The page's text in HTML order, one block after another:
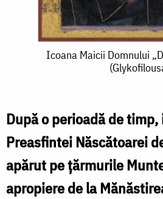
Icoana
„Dulcea
sărutare”
(Glykofilousa)
Icoana Maicii Domnului
După o perioadă de timp,
Preasfintei Născătoarei
apărut pe țărmurile
apropiere de la